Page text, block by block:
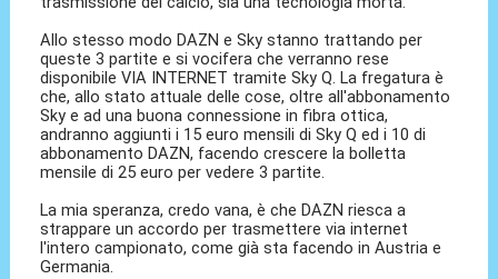
Allo stesso modo DAZN e Sky stanno trattando per
queste 3 partite e si vocifera che verranno rese
disponibile VIA INTERNET tramite Sky Q. La fregatura è
che, allo stato attuale delle cose, oltre all'abbonamento
Sky e ad una buona connessione in fibra ottica,
andranno aggiunti i 15 euro mensili di Sky Q ed i 10 di
abbonamento DAZN, facendo crescere la bolletta
mensile di 25 euro per vedere 3 partite.
La mia speranza, credo vana, è che DAZN riesca a
strappare un accordo per trasmettere via internet
l'intero campionato, come già sta facendo in Austria e
Germania.